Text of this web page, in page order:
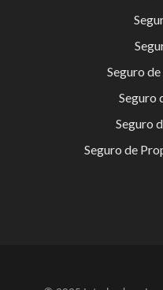
Seguro
Seguro
Seguro
Seguro de